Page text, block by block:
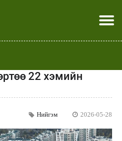
Эхлэл
төр
засаг
Спорт
Шар
юу хэлэв
мэдээллээр22 хэмийн
Нийгэм 2026-05-28